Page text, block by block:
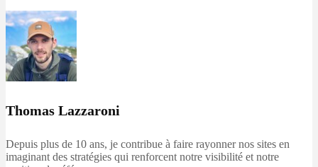
Thomas Lazzaroni
Depuis plus de 10 ans, je contribue à faire rayonner nos sites en
imaginant des stratégies qui renforcent notre visibilité et notre